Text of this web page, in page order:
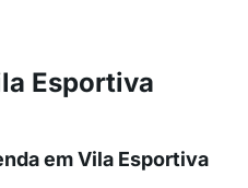
Esportiva
em Vila Esportiva